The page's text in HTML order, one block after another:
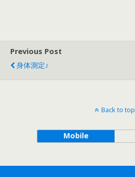
Previous Post
身体測定♪
Back to top
Mobile